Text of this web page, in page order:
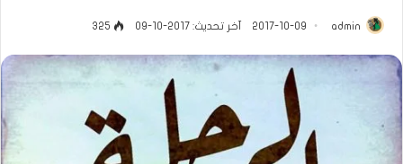
admin
2017-10-09 آخر تحديث: 2017-10-09 325